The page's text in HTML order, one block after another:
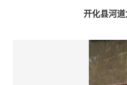
开化县河道